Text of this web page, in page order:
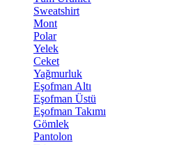
Sweatshirt
Mont
Polar
Yelek
Ceket
Yağmurluk
Eşofman Altı
Eşofman Üstü
Eşofman Takımı
Gömlek
Pantolon